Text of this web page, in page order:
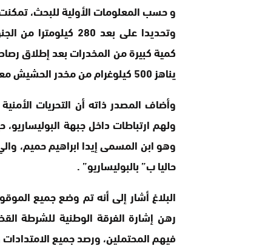
و حسب المعلومات الأولية للبحث، تمكنت
وتحديدا على بعد
كمية كبيرة من المخدرات بعد إطلاق
يناهز 500 كيلوغرام من مخدر الحشيش معبأة في 20 حقيبة.
وأضاف المصدر ذاته أن التحريات
ولهم ارتباطات داخل جبهة
وهو ابن المسمى إيدا ابراهيم حميم،
حاليا ب” بالبوليساريو” .
البلاغ أشار إلى أنه تم وضع جميع
رهن إشارة الفرقة الوطنية للشرطة
فيهم المحتملين، ورصد جميع الامتدادات